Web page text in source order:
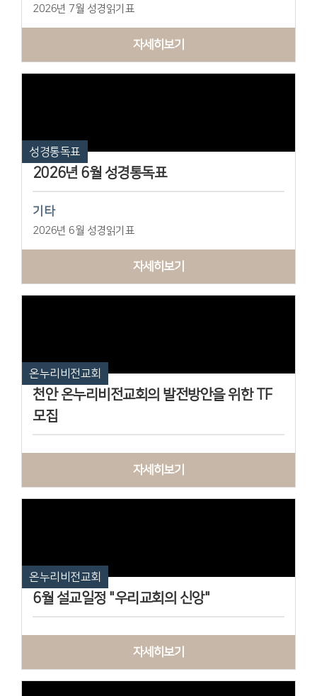
2026년 7월 성경읽기표
자세히보기
성경통독표
2026년 6월 성경통독표
기타
2026년 6월 성경읽기표
자세히보기
온누리비전교회
천안 온누리비전교회의 발전방안을 위한 TF
모집
자세히보기
온누리비전교회
6월 설교일정 "우리교회의 신앙"
자세히보기